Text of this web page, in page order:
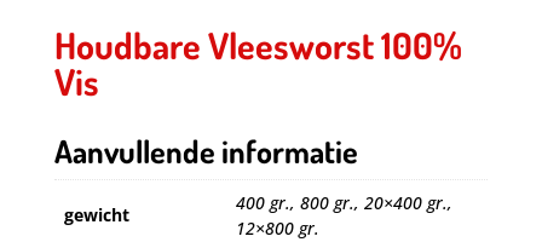
Houdbare Vleesworst 100%
Vis
Aanvullende informatie
gewicht
400 gr., 800 gr., 20×400 gr.,
12×800 gr.